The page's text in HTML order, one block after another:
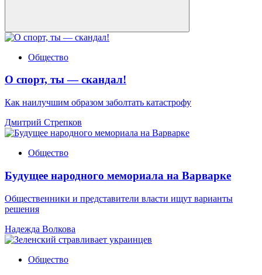
Общество
О спорт, ты — скандал!
Как наилучшим образом заболтать катастрофу
Дмитрий Стрепков
Общество
Будущее народного мемориала на Варварке
Общественники и представители власти ищут варианты
решения
Надежда Волкова
Общество